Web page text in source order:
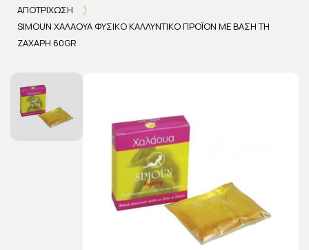
ΑΠΟΤΡΊΧΩΣΗ
SIMOUN ΧΑΛΆΟΥΑ ΦΥΣΙΚΌ ΚΑΛΛΥΝΤΙΚΌ ΠΡΟΪ́ΌΝ ΜΕ ΒΆΣΗ ΤΗ
ΖΆΧΑΡΗ 60GR